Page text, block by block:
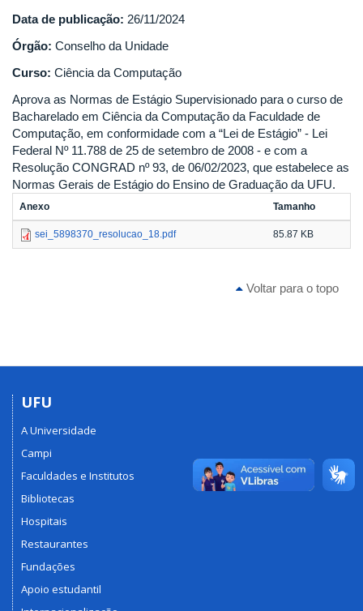
Data de publicação: 26/11/2024
Órgão: Conselho da Unidade
Curso: Ciência da Computação
Aprova as Normas de Estágio Supervisionado para o curso de
Bacharelado em Ciência da Computação da Faculdade de
Computação, em conformidade com a “Lei de Estágio” - Lei
Federal Nº 11.788 de 25 de setembro de 2008 - e com a
Resolução CONGRAD nº 93, de 06/02/2023, que estabelece as
Normas Gerais de Estágio do Ensino de Graduação da UFU.
Anexo Tamanho
sei_5898370_resolucao_18.pdf 85.87 KB
Voltar para o topo
UFU
A Universidade
Campi
Faculdades e Institutos
Bibliotecas
Hospitais
Restaurantes
Fundações
Apoio estudantil